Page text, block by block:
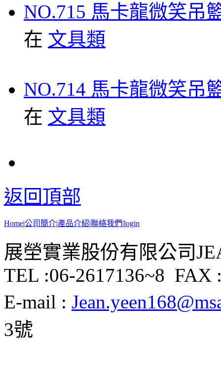
NO.715 馬卡龍微笑吊
在 文具類
NO.714 馬卡龍微笑吊
在 文具類
返回頂部
Home|公司簡介|產品介紹|聯絡我們|login
展塋實業股份有限公司
TEL :06-2617136~8 FAX
E-mail :
3號